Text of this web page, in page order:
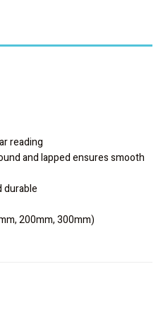
reading
and lapped ensures smooth
durable
200mm, 300mm)